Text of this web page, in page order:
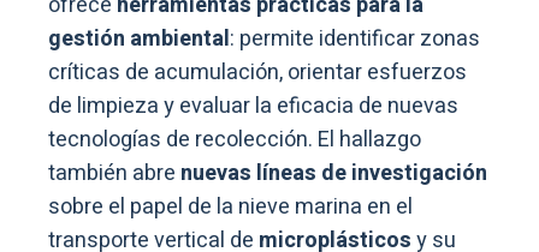
gestión ambiental: permite identificar zonas
críticas de acumulación, orientar esfuerzos
de limpieza y evaluar la eficacia de nuevas
tecnologías de recolección. El hallazgo
también abre nuevas líneas de investigación
sobre el papel de la nieve marina en el
transporte vertical de microplásticosy su